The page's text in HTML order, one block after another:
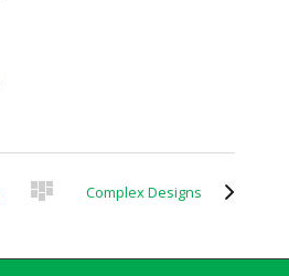
Complex Designs